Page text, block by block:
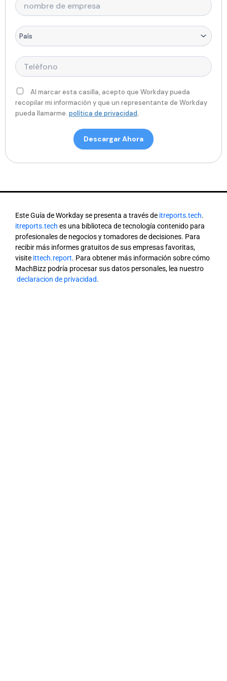
n
c
o
l
*
o
l
p
r
f
e
o
n
o
b
r
d
e
m
p
r
P
a
s
*
T
e
é
f
o
Al marcar esta casilla, acepto que Workday pueda
recopilar mi información y que un representante de Workday
pueda llamarme. política de privacidad.
Descargar Ahora
Este Guía de Workday se presenta a través de itreports.tech.
itreports.tech es una biblioteca de tecnología contenido para
profesionales de negocios y tomadores de decisiones. Para
recibir más informes gratuitos de sus empresas favoritas,
visite ittech.report. Para obtener más información sobre cómo
MachBizz podría procesar sus datos personales, lea nuestro
declaracion de privacidad.